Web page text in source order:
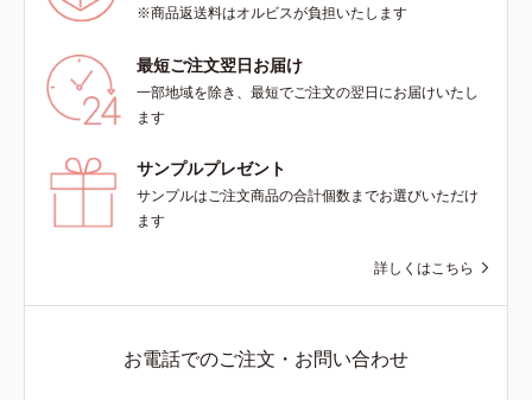
※商品返送料はオルビスが負担いたします
最短ご注文翌日お届け
一部地域を除き、最短でご注文の翌日にお届けいたし
ます
サンプルプレゼント
サンプルはご注文商品の合計個数までお選びいただけ
ます
詳しくはこちら
お電話でのご注文・お問い合わせ